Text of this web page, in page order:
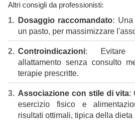
Altri consigli da professionisti:
Dosaggio raccomandato: Una
un pasto, per massimizzare
Controindicazioni: Evitare
allattamento senza consulto
terapie prescritte.
Associazione con stile di vita:
esercizio fisico e
risultati ottimali, tipica della dieta